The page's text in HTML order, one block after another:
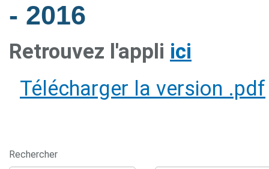
- 2016
Retrouvez l'appli ici
Télécharger la version .pdf
Rechercher